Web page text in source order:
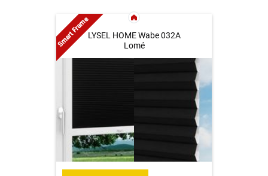
LYSEL HOME Wabe 032A
Lomé
Smart Frame